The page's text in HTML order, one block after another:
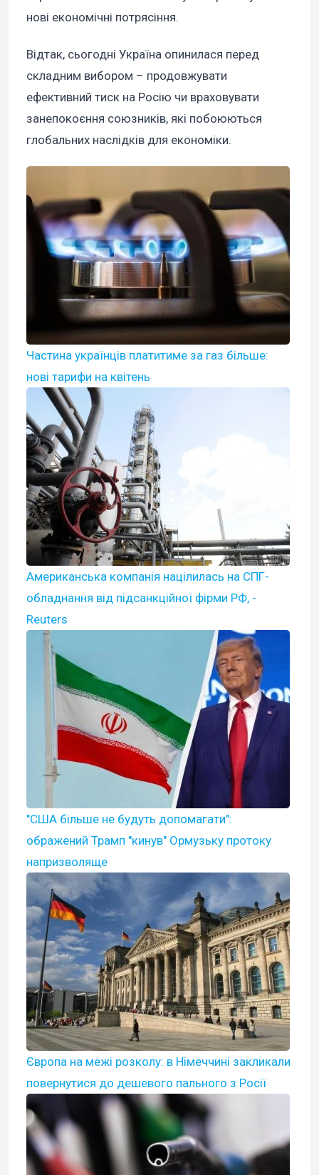
нові економічні потрясіння.
Відтак, сьогодні Україна опинилася перед
складним вибором – продовжувати
ефективний тиск на Росію чи враховувати
занепокоєння союзників, які побоюються
глобальних наслідків для економіки.
Частина українців платитиме за газ більше:
нові тарифи на квітень
Американська компанія націлилась на СПГ-
обладнання від підсанкційної фірми РФ, -
Reuters
"США більше не будуть допомагати":
ображений Трамп "кинув" Ормузьку протоку
напризволяще
Європа на межі розколу: в Німеччині закликали
повернутися до дешевого пального з Росії